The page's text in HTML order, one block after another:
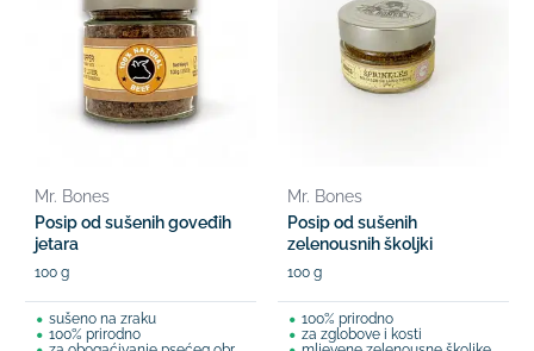
Mr. Bones
Posip od sušenih goveđih
jetara
100 g
sušeno na zraku
100% prirodno
Mr. Bones
Posip od sušenih
zelenousnih školjki
100 g
100% prirodno
za zglobove i kosti